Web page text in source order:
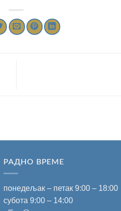
РАДНО ВРЕМЕ
понедељак – петак 9:00 – 18:00
субота 9:00 – 14:00